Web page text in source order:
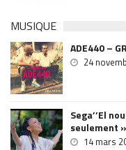
MUSIQUE
ADE440 –
24
Sega’’El
seulement
14 mars